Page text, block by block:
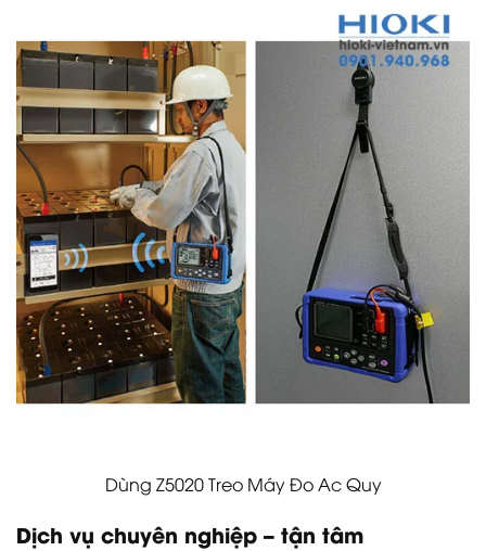
Dùng Z5020 Treo Máy Đo Ac Quy
Dịch vụ chuyên nghiệp – tận tâm